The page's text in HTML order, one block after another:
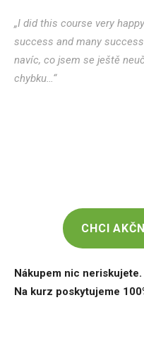
„I did this course very
success and many
navíc, co jsem se ještě
chybku…“
CHCI
Nákupem nic neriskujete.
Na kurz poskytujeme